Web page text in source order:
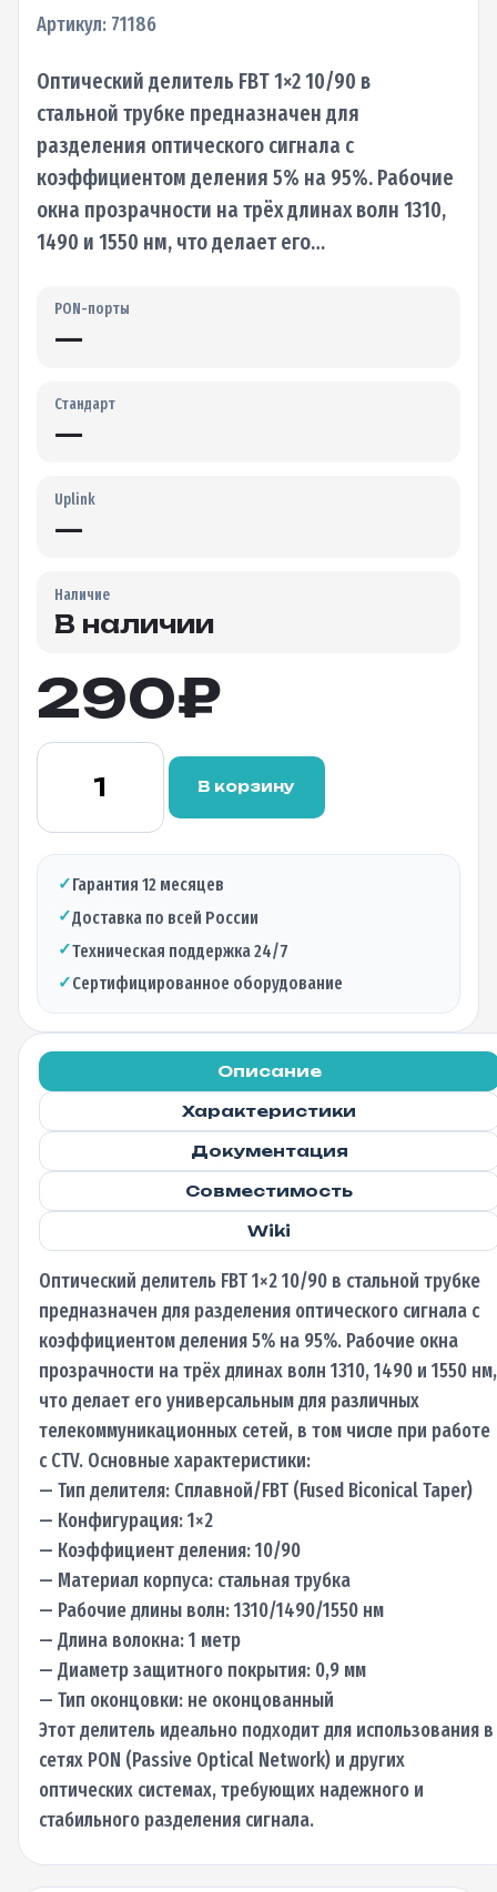
Артикул: 71186
Оптический делитель FBT 1×2 10/90 в
стальной трубке предназначен для
разделения оптического сигнала с
коэффициентом деления 5% на 95%. Рабочие
окна прозрачности на трёх длинах волн 1310,
1490 и 1550 нм, что делает его…
PON-порты
—
Стандарт
—
Uplink
—
Наличие
В наличии
290₽
Количество
Оптический
делитель
FBT
стальная
трубка,
1310/1490/1550
нм,
9/125
0,9
мм
не
оконцованный
В корзину
✓Гарантия 12 месяцев
✓Доставка по всей России
✓Техническая поддержка 24/7
✓Сертифицированное оборудование
Описание
Характеристики
Документация
Совместимость
Wiki
Оптический делитель FBT 1×2 10/90 в стальной трубке
предназначен для разделения оптического сигнала с
коэффициентом деления 5% на 95%. Рабочие окна
прозрачности на трёх длинах волн 1310, 1490 и 1550 нм,
что делает его универсальным для различных
телекоммуникационных сетей, в том числе при работе
с CTV. Основные характеристики:
— Тип делителя: Сплавной/FBT (Fused Biconical Taper)
— Конфигурация: 1×2
— Коэффициент деления: 10/90
— Материал корпуса: стальная трубка
— Рабочие длины волн: 1310/1490/1550 нм
— Длина волокна: 1 метр
— Диаметр защитного покрытия: 0,9 мм
— Тип оконцовки: не оконцованный
Этот делитель идеально подходит для использования в
сетях PON (Passive Optical Network) и других
оптических системах, требующих надежного и
стабильного разделения сигнала.